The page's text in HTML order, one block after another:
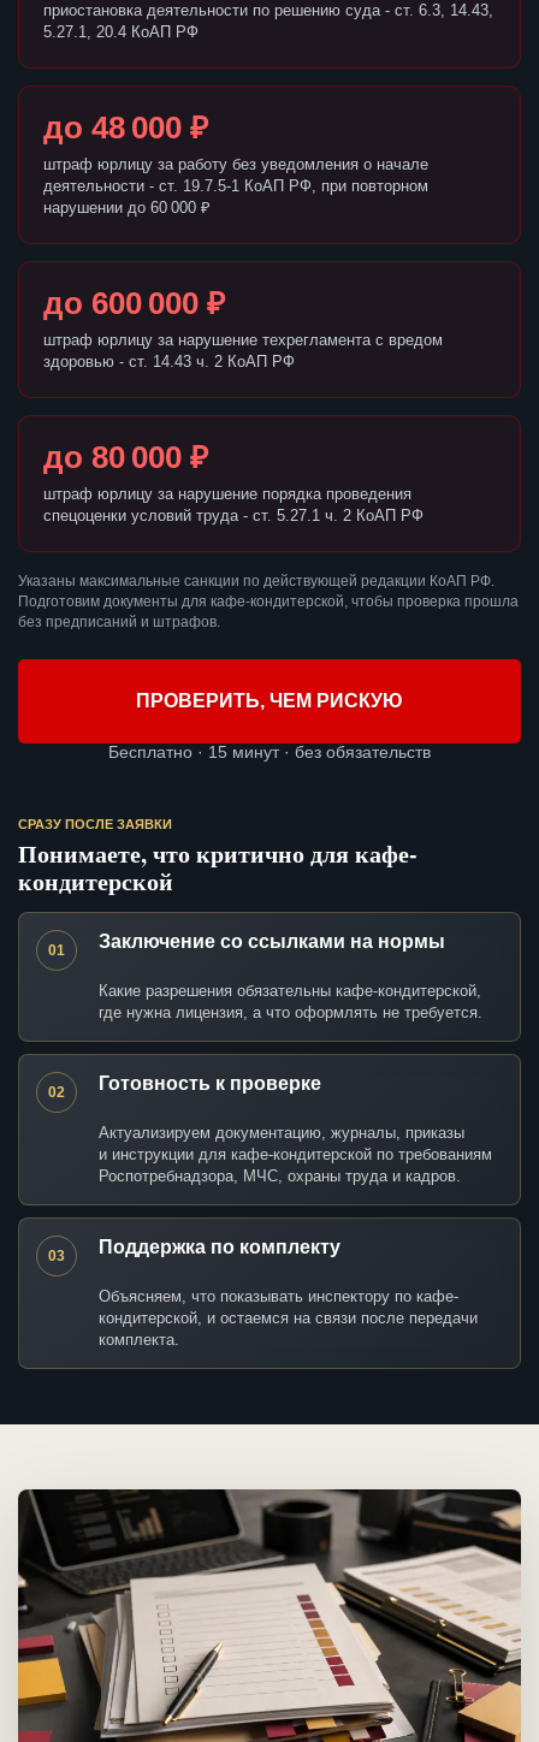
приостановка деятельности по решению суда - ст. 6.3, 14.43,
5.27.1, 20.4 КоАП РФ
до 48 000 ₽
штраф юрлицу за работу без уведомления о начале
деятельности - ст. 19.7.5-1 КоАП РФ, при повторном
нарушении до 60 000 ₽
до 600 000 ₽
штраф юрлицу за нарушение техрегламента с вредом
здоровью - ст. 14.43 ч. 2 КоАП РФ
до 80 000 ₽
штраф юрлицу за нарушение порядка проведения
спецоценки условий труда - ст. 5.27.1 ч. 2 КоАП РФ
Указаны максимальные санкции по действующей редакции КоАП РФ.
Подготовим документы для кафе-кондитерской, чтобы проверка прошла
без предписаний и штрафов.
ПРОВЕРИТЬ, ЧЕМ РИСКУЮ
Бесплатно · 15 минут · без обязательств
СРАЗУ ПОСЛЕ ЗАЯВКИ
Понимаете, что критично для кафе-
кондитерской
01 Заключение со ссылками на нормы
Какие разрешения обязательны кафе-кондитерской,
где нужна лицензия, а что оформлять не требуется.
02 Готовность к проверке
Актуализируем документацию, журналы, приказы
и инструкции для кафе-кондитерской по требованиям
Роспотребнадзора, МЧС, охраны труда и кадров.
03 Поддержка по комплекту
Объясняем, что показывать инспектору по кафе-
кондитерской, и остаемся на связи после передачи
комплекта.